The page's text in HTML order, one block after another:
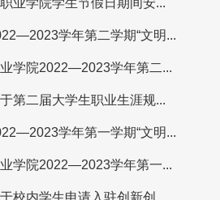
业学院学生节假日期间安...
学年第二学期“文明...
学院2022—2023学年第二...
第二届大学生职业生涯规...
学年第一学期“文明...
学院2022—2023学年第一...
校内学生申请入驻创新创...